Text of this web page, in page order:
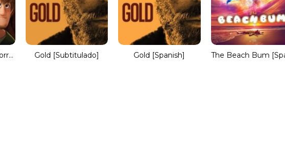
¡Scooby! (HDRip) Torrent Gold [Subtitulado] Gold [Spanish]